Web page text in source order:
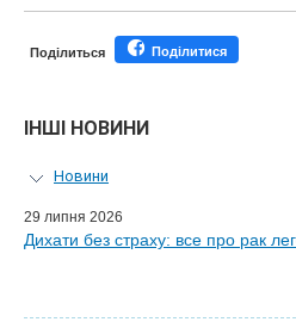
Поділиться Поділитися
ІНШІ НОВИНИ
Новини
Персональний гід
Майстер-класи для лікарів
29 липня 2026
Дихати без страху: все про рак